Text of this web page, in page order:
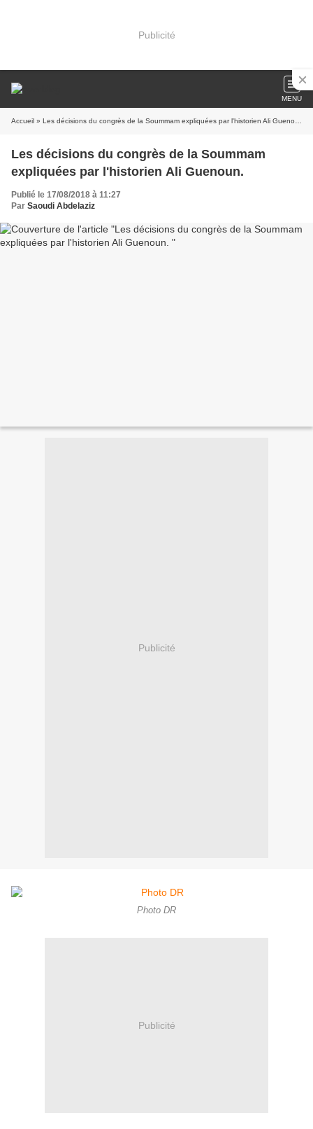
Publicité
MENU
Accueil » Les décisions du congrès de la Soummam expliquées par l'historien Ali Guenoun.
Les décisions du congrès de la Soummam
expliquées par l'historien Ali Guenoun.
Publié le 17/08/2018 à 11:27
Par Saoudi Abdelaziz
Publicité
Photo DR
Publicité